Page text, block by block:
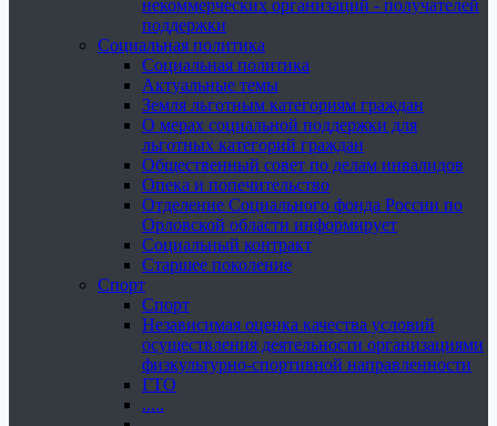
некоммерческих организаций - получателей
поддержки
Социальная политика
Социальная политика
Актуальные темы
Земля льготным категориям граждан
О мерах социальной поддержки для
льготных категорий граждан
Общественный совет по делам инвалидов
Опека и попечительство
Отделение Социального фонда России по
Орловской области информирует
Социальный контракт
Старшее поколение
Спорт
Спорт
Независимая оценка качества условий
осуществления деятельности организациями
физкультурно-спортивной направленности
ГТО
.....